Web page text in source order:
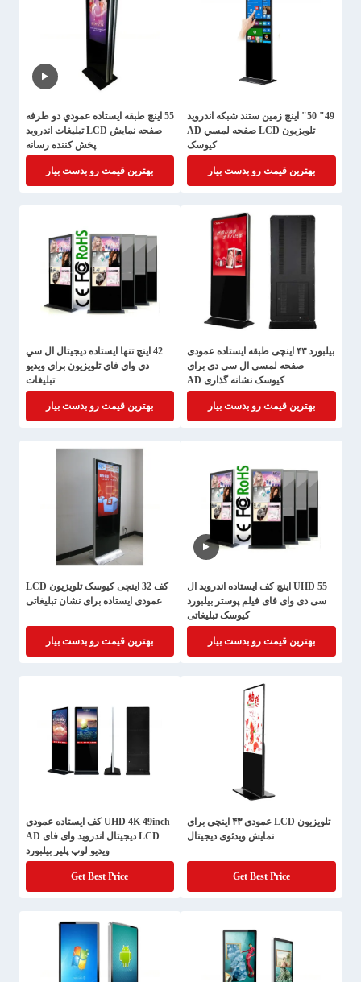
49" 50" اينچ زمين ستند شبکه اندرويد
تلويزيون LCD صفحه لمسي AD
کيوسک
بهترین قیمت رو بدست بیار
55 اينچ طبقه ايستاده عمودي دو طرفه
صفحه نمایش LCD تبلیغات اندرويد
پخش کننده رسانه
بهترین قیمت رو بدست بیار
بیلبورد ۴۳ اینچی طبقه ایستاده عمودی
صفحه لمسی ال سی دی برای
کیوسک نشانه گذاری AD
بهترین قیمت رو بدست بیار
42 اينچ تنها ايستاده ديجيتال ال سي
دي واي فاي تلويزيون براي ويديو
تبليغات
بهترین قیمت رو بدست بیار
UHD 55 اینچ کف ایستاده اندروید ال
سی دی وای فای فیلم پوستر بیلبورد
کیوسک تبلیغاتی
بهترین قیمت رو بدست بیار
کف 32 اینچی کیوسک تلویزیون LCD
عمودی ایستاده برای نشان تبلیغاتی
بهترین قیمت رو بدست بیار
تلویزیون LCD عمودی ۴۳ اینچی برای
نمایش ویدئوی دیجیتال
Get Best Price
UHD 4K 49inch کف ایستاده عمودی
LCD دیجیتال اندروید وای فای AD
ویدیو لوپ پلیر بیلبورد
Get Best Price